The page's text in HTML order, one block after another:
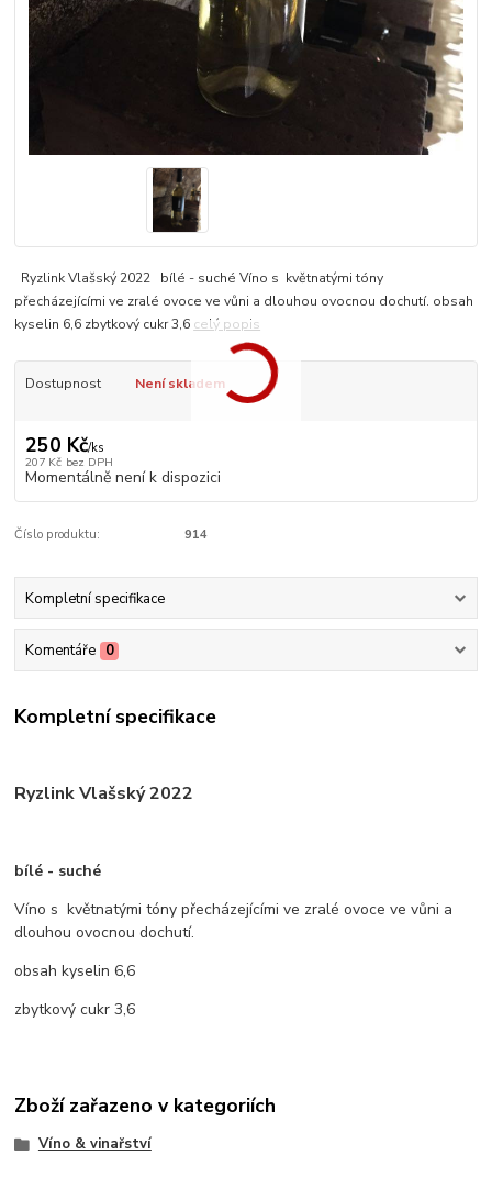
Ryzlink Vlašský 2022 bílé - suché Víno s květnatými tóny
přecházejícími ve zralé ovoce ve vůni a dlouhou ovocnou dochutí. obsah
kyselin 6,6 zbytkový cukr 3,6 celý popis
Dostupnost Není skladem
250 Kč/ks
207 Kč bez DPH
Momentálně není k dispozici
Číslo produktu: 914
Kompletní specifikace
Komentáře 0
Kompletní specifikace
Ryzlink Vlašský 2022
bílé - suché
Víno s květnatými tóny přecházejícími ve zralé ovoce ve vůni a
dlouhou ovocnou dochutí.
obsah kyselin 6,6
zbytkový cukr 3,6
Zboží zařazeno v kategoriích
Víno & vinařství